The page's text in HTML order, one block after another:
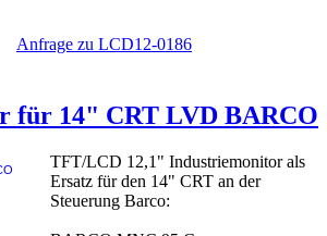
Anfrage zu LCD12-0186
für 14" CRT LVD BARCO
TFT/LCD 12,1" Industriemonitor als
Ersatz für den 14" CRT an der
Steuerung Barco: